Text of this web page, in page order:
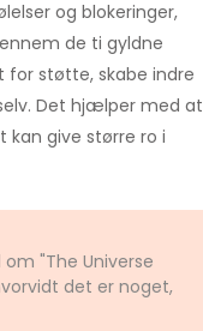
og blokeringer,
de ti gyldne
støtte, skabe indre
Det hjælper med at
kan give større ro i
"The Universe
det er noget,